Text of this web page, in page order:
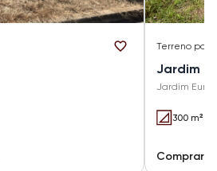
Terreno
Jardim
Jardim
300 m²
Comprar: